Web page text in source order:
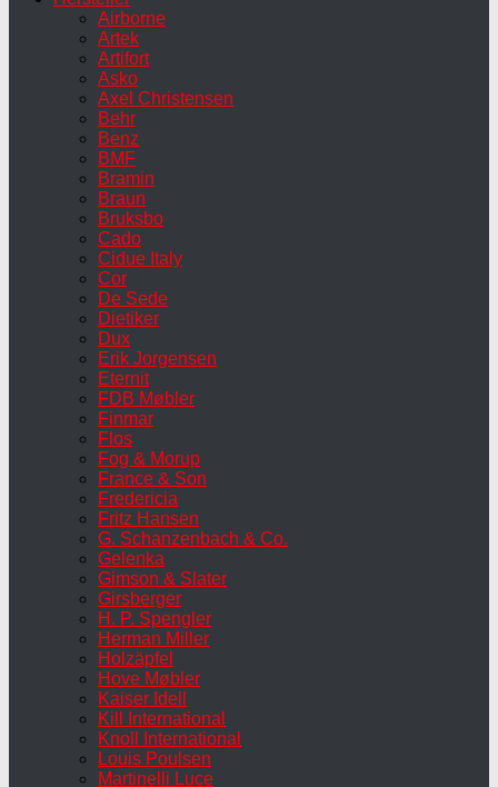
Airborne
Artek
Artifort
Asko
Axel Christensen
Behr
Benz
BMF
Bramin
Braun
Bruksbo
Cado
Cidue Italy
Cor
De Sede
Dietiker
Dux
Erik Jorgensen
Eternit
FDB Møbler
Finmar
Flos
Fog & Morup
France & Son
Fredericia
Fritz Hansen
G. Schanzenbach & Co.
Gelenka
Gimson & Slater
Girsberger
H. P. Spengler
Herman Miller
Holzäpfel
Hove Møbler
Kaiser Idell
Kill International
Knoll International
Louis Poulsen
Martinelli Luce